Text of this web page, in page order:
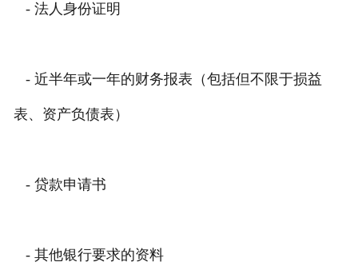
- 法人身份证明
- 近半年或一年的财务报表（包括但不限于损益
表、资产负债表）
- 贷款申请书
- 其他银行要求的资料